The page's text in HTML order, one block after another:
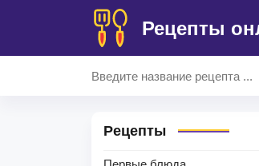
Рецепты
Рецепты